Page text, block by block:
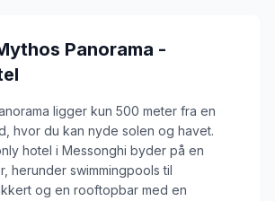
Panorama -
ligger kun 500 meter fra en
hvor du kan nyde solen og havet.
hotel i Messonghi byder på en
herunder swimmingpools til
og en rooftopbar med en